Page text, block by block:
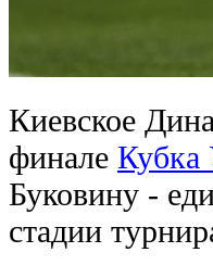
Киевское
финале Кубка
Буковину -
стадии